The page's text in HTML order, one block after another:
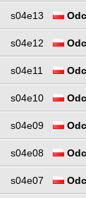
s04e13
s04e12
s04e11
s04e10
s04e09
s04e08
s04e07